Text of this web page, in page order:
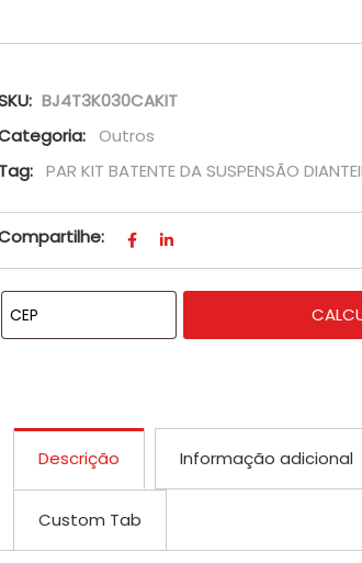
BJ4T3K030CAKIT
Outros
Tag: PAR KIT BATENTE DA SUSPENSÃO
Descrição Informação adicional
Custom Tab